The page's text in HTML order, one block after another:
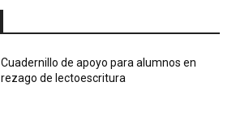
Cuadernillo de apoyo para alumnos en
rezago de lectoescritura